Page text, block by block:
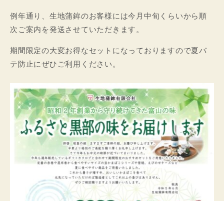
例年通り、生地蒲鉾のお客様には今月中旬くらいから順
次ご案内を発送させていただきます。
期間限定の大変お得なセットになっておりますので夏バ
テ防止にぜひご利用ください。